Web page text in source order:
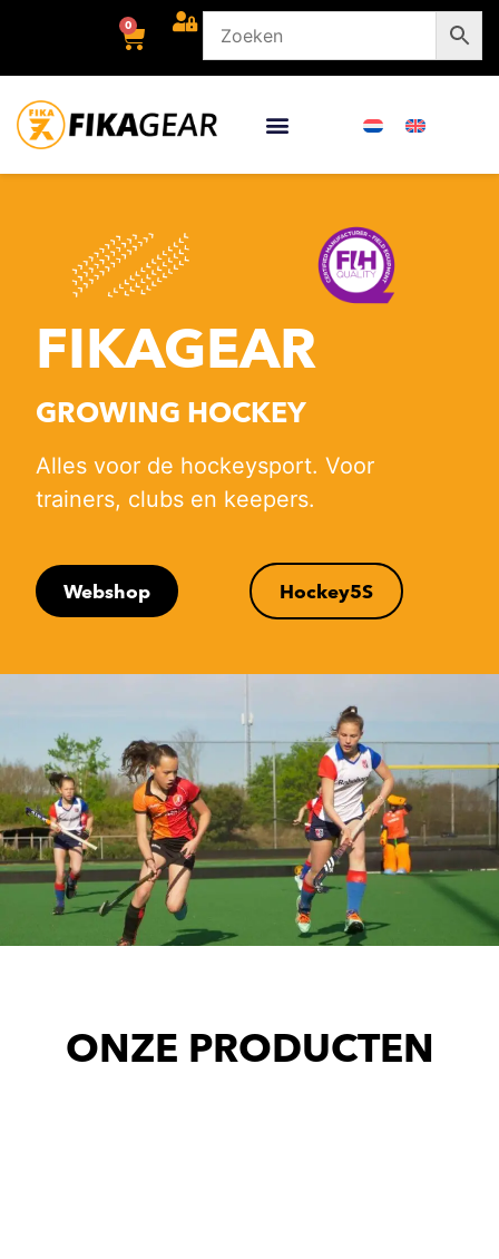
0
FIKAGEAR
GROWING HOCKEY
Alles voor de hockeysport. Voor
trainers, clubs en keepers.
Webshop Hockey5S
ONZE PRODUCTEN